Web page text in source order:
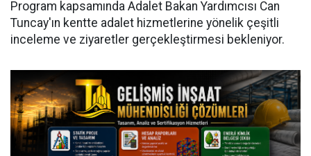
Program kapsamında Adalet Bakan Yardımcısı Can
Tuncay'ın kentte adalet hizmetlerine yönelik çeşitli
inceleme ve ziyaretler gerçekleştirmesi bekleniyor.